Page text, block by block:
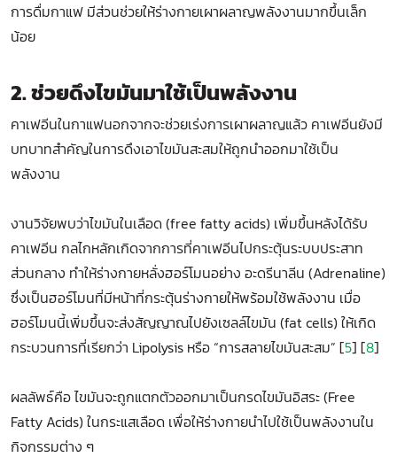
การดื่มกาแฟ มีส่วนช่วยให้ร่างกายเผาผลาญพลังงานมากขึ้นเล็ก
น้อย
2. ช่วยดึงไขมันมาใช้เป็นพลังงาน
คาเฟอีนในกาแฟนอกจากจะช่วยเร่งการเผาผลาญแล้ว คาเฟอีนยังมี
บทบาทสำคัญในการดึงเอาไขมันสะสมให้ถูกนำออกมาใช้เป็น
พลังงาน
งานวิจัยพบว่าไขมันในเลือด (free fatty acids) เพิ่มขึ้นหลังได้รับ
คาเฟอีน กลไกหลักเกิดจากการที่คาเฟอีนไปกระตุ้นระบบประสาท
ส่วนกลาง ทำให้ร่างกายหลั่งฮอร์โมนอย่าง อะดรีนาลีน (Adrenaline)
ซึ่งเป็นฮอร์โมนที่มีหน้าที่กระตุ้นร่างกายให้พร้อมใช้พลังงาน เมื่อ
ฮอร์โมนนี้เพิ่มขึ้นจะส่งสัญญาณไปยังเซลล์ไขมัน (fat cells) ให้เกิด
กระบวนการที่เรียกว่า Lipolysis หรือ “การสลายไขมันสะสม” [5] [8]
ผลลัพธ์คือ ไขมันจะถูกแตกตัวออกมาเป็นกรดไขมันอิสระ (Free
Fatty Acids) ในกระแสเลือด เพื่อให้ร่างกายนำไปใช้เป็นพลังงานใน
กิจกรรมต่าง ๆ